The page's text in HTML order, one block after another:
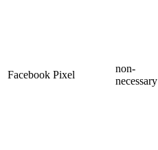
Facebook Pixel
non-
necessary